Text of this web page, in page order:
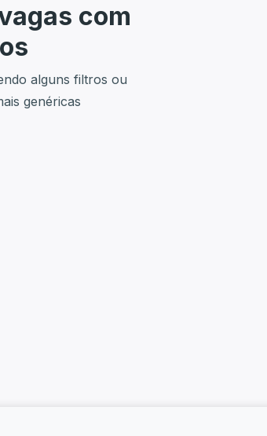
com
alguns filtros ou
genéricas